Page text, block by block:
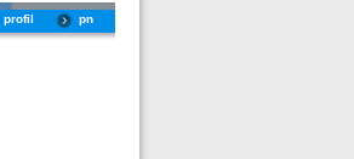
pn
profil